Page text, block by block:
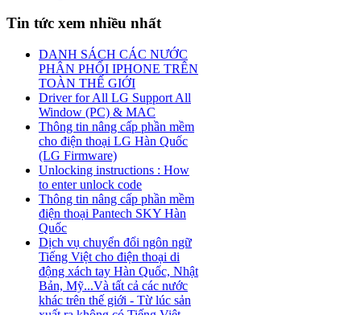
Tin tức xem nhiều nhất
DANH SÁCH CÁC NƯỚC
PHÂN PHỐI IPHONE TRÊN
TOÀN THẾ GIỚI
Driver for All LG Support All
Window (PC) & MAC
Thông tin nâng cấp phần mềm
cho điện thoại LG Hàn Quốc
(LG Firmware)
Unlocking instructions : How
to enter unlock code
Thông tin nâng cấp phần mềm
điện thoại Pantech SKY Hàn
Quốc
Dịch vụ chuyển đổi ngôn ngữ
Tiếng Việt cho điện thoại di
động xách tay Hàn Quốc, Nhật
Bản, Mỹ...Và tất cả các nước
khác trên thế giới - Từ lúc sản